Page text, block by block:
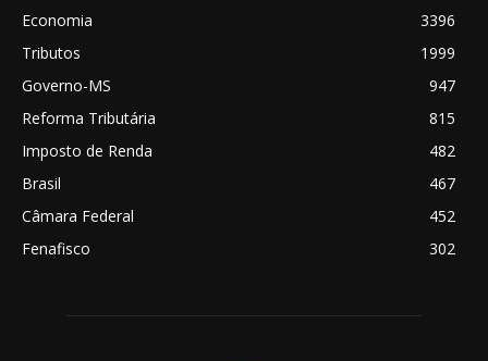
Economia
3396
Tributos
1999
Governo-MS
947
Reforma Tributária
815
Imposto de Renda
482
Brasil
467
Câmara Federal
452
Fenafisco
302